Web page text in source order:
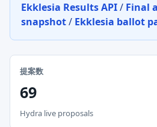
Ekklesia Results API/ Final
snapshot/ Ekklesia ballot
提案数
69
Hydra live proposals